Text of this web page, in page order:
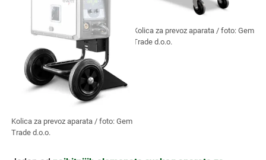
Kolica za prevoz aparata / foto: Gem
Trade d.o.o.
Kolica za prevoz aparata / foto: Gem
Trade d.o.o.